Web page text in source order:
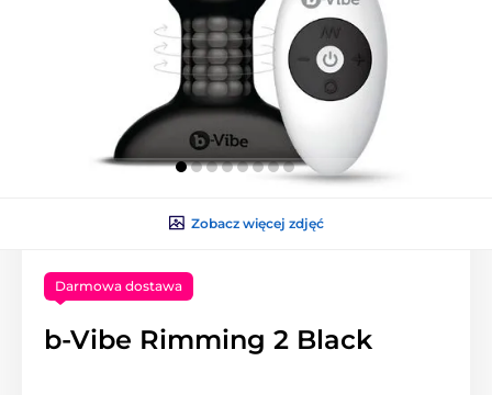
Zobacz więcej zdjęć
Darmowa dostawa
b-Vibe Rimming 2 Black